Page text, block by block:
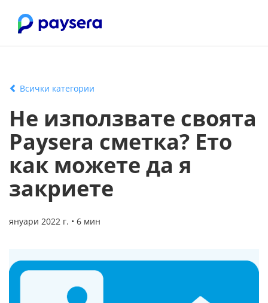
Всички категории
Не използвате своята
Paysera сметка? Ето
как можете да я
закриете
януари 2022 г. • 6 мин